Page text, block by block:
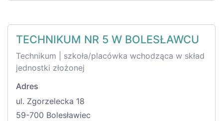
TECHNIKUM NR 5 W BOLESŁAWCU
Technikum | szkoła/placówka wchodząca w skład
jednostki złożonej
Adres
ul. Zgorzelecka 18
59-700 Bolesławiec